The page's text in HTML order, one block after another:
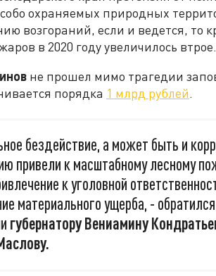
охраняемых природных
возгораний, если и ведется, то
в 2020 году увеличилось втрое.
не прошел мимо трагедии
порядка 1 млрд рублей.
бездействие, а может быть и
привели к масштабному лесному
к уголовной
материального ущерба, -
губернатору Вениамину